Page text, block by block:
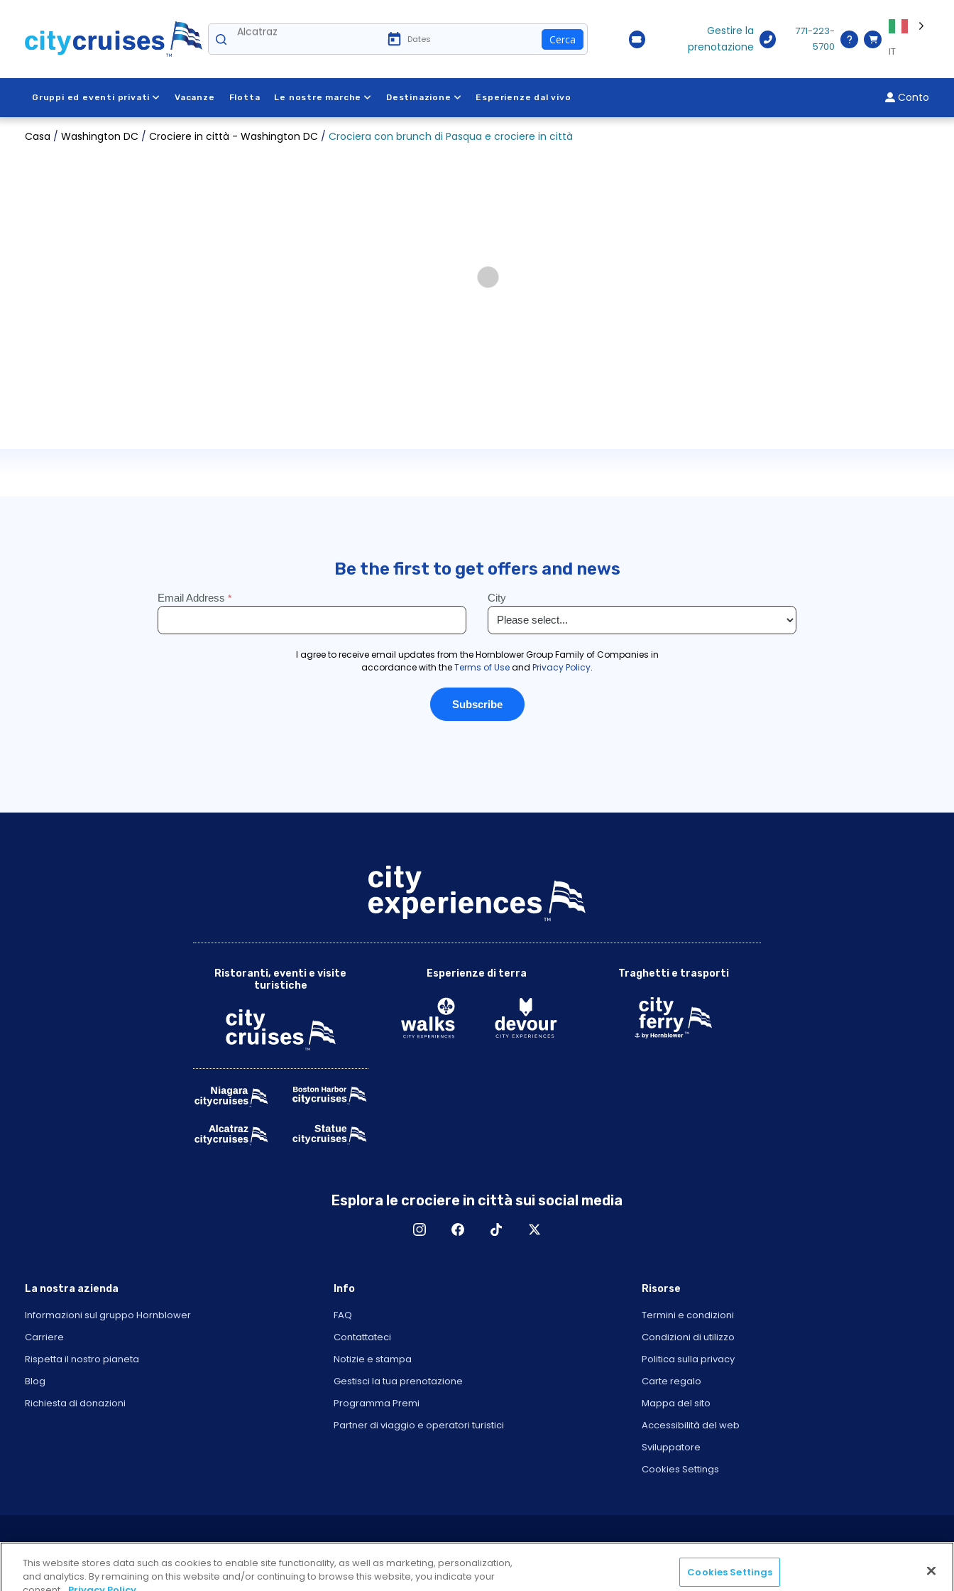
contenuto
Alcatraz
Cerca
Gestire la
prenotazione
771-223-
5700
IT
Gruppi ed eventi privati Vacanze Flotta Le nostre marche Destinazione Esperienze dal vivo Conto
Casa / Washington DC / Crociere in città - Washington DC / Crociera con brunch di Pasqua e crociere in città
Ristoranti, eventi e visite
turistiche
Esperienze di terra Traghetti e trasporti
Esplora le crociere in città sui social media
La nostra azienda
Informazioni sul gruppo Hornblower
Carriere
Rispetta il nostro pianeta
Blog
Richiesta di donazioni
Info
FAQ
Contattateci
Notizie e stampa
Gestisci la tua prenotazione
Programma Premi
Partner di viaggio e operatori turistici
Risorse
Termini e condizioni
Condizioni di utilizzo
Politica sulla privacy
Carte regalo
Mappa del sito
Accessibilità del web
Sviluppatore
Cookies Settings
© 2025 City Experiences™
4901 Vineland Rd., Ste. 200, Orlando, FL 32811
This website stores data such as cookies to enable site functionality, as well as marketing, personalization,
and analytics. By remaining on this website and/or continuing to browse this website, you indicate your
Cookies Settings